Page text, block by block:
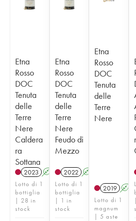
Etna
Rosso
DOC
Tenuta
delle
Terre
Nere
Caldera
ra
Sottana
2023 A
Lotto di 1
bottiglia
| 28 in
stock
Etna
Rosso
DOC
Tenuta
delle
Terre
Nere
Feudo di
Mezzo
2022 A
Lotto di 1
bottiglia
| 1 in
stock
Etna
Rosso
DOC
Tenuta
delle
Terre
Nere
2019 A
Lotto di 1
magnum
| 5 aste